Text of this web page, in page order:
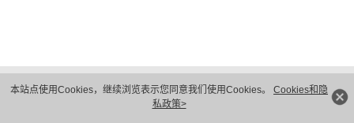
本站点使用Cookies，继续浏览表示您同意我们使用Cookies。 Cookies和隐
私政策>
隐私保护
法律声明